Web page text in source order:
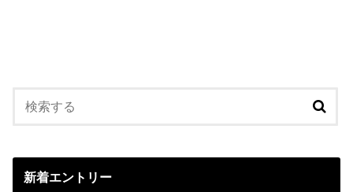
新着エントリー